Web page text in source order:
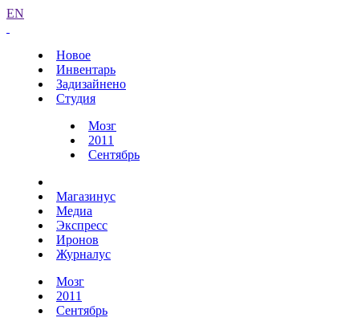
EN
Новое
Инвентарь
Задизайнено
Студия
Мозг
2011
Сентябрь
Магазинус
Медиа
Экспресс
Иронов
Журналус
Мозг
2011
Сентябрь